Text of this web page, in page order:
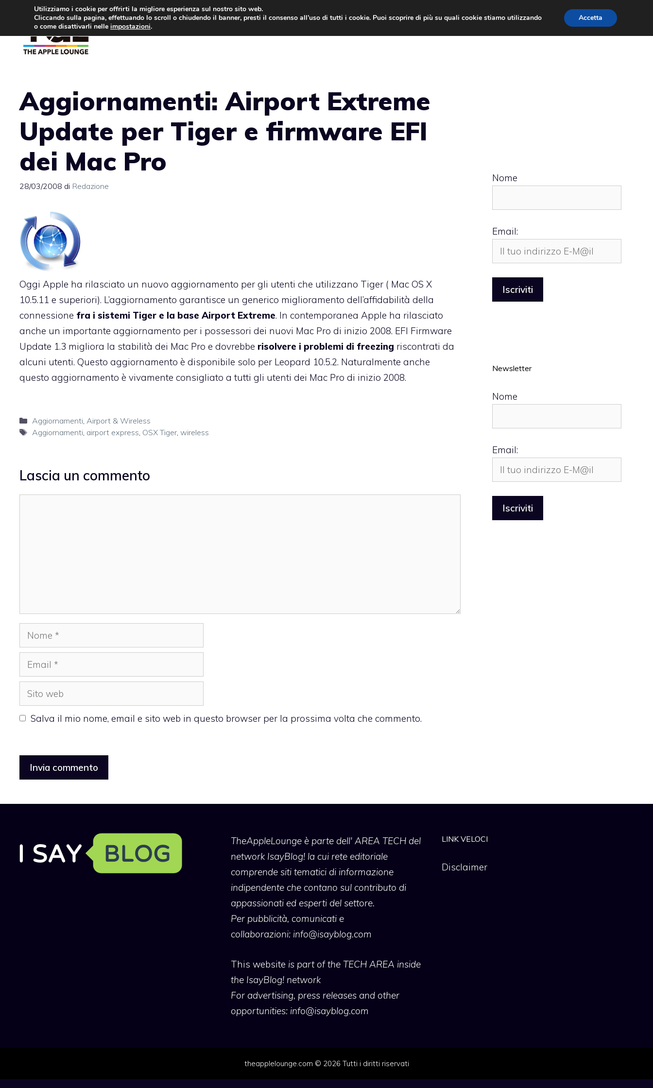
contenuto
Aggiornamenti: Airport Extreme
Update per Tiger e firmware EFI
dei Mac Pro
28/03/2008 di Redazione
Oggi Apple ha rilasciato un nuovo aggiornamento per gli utenti che utilizzano Tiger ( Mac OS X
10.5.11 e superiori). L’aggiornamento garantisce un generico miglioramento dell’affidabilità della
connessione fra i sistemi Tiger e la base Airport Extreme. In contemporanea Apple ha rilasciato
anche un importante aggiornamento per i possessori dei nuovi Mac Pro di inizio 2008. EFI Firmware
Update 1.3 migliora la stabilità dei Mac Pro e dovrebbe risolvere i problemi di freezing riscontrati da
alcuni utenti. Questo aggiornamento è disponibile solo per Leopard 10.5.2. Naturalmente anche
questo aggiornamento è vivamente consigliato a tutti gli utenti dei Mac Pro di inizio 2008.
Categorie
Aggiornamenti Airport & Wireless
Tag
Aggiornamenti airport express OSX Tiger, wireless
Lascia un commento
Nome
Email
Sito
web
Salva il mio nome, email e sito web in questo browser per la prossima volta che commento.
Nome
Email:
Newsletter
Nome
Email:
TheAppleLoungeè parte dell' AREA TECH del
network IsayBlog! la cui rete editoriale
comprende siti tematici di informazione
indipendente che contano sul contributo di
appassionati ed esperti del settore.
Per pubblicità, comunicati e
collaborazioni: info@isayblog.com
This website is part of the TECH AREA inside
the IsayBlog! network
For advertising, press releases and other
opportunities: info@isayblog.com
LINK VELOCI
Disclaimer
theapplelounge.com © 2026 Tutti i diritti riservati
Utilizziamo i cookie per offrirti la migliore esperienza sul nostro sito web.
Cliccando sulla pagina, effettuando lo scroll o chiudendo il banner, presti il consenso all’uso di tutti i cookie. Puoi scoprire di più su quali cookie stiamo utilizzando
o come disattivarli nelle impostazioni.
Accetta